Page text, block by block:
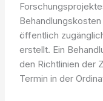
öffentlich
erstellt. Ein
den Richtlinien der
Termin in der